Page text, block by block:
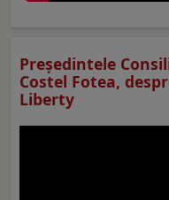
Preşedintele
Costel Fotea,
Liberty